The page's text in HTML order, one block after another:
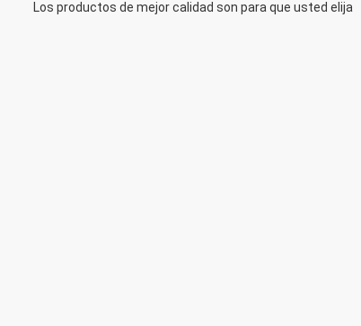
Los productos de mejor calidad son para que usted elija